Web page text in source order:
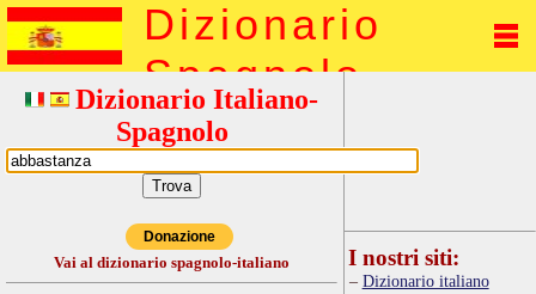
Dizionario
Spagnolo
Dizionario Italiano-
Spagnolo
Donazione
Vai al dizionario spagnolo-italiano I nostri siti:
Dizionario italiano